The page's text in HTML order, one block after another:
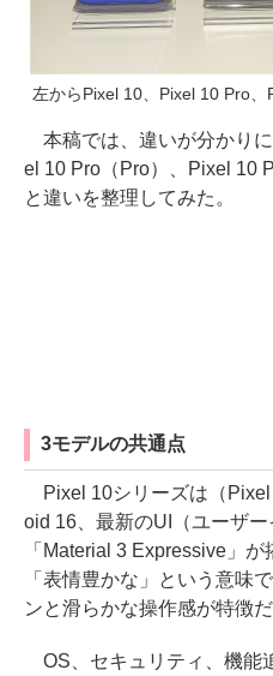
左からPixel 10、Pixel 10 Pro、
本稿では、違いが分かり
el 10 Pro（Pro）、Pixel 10
と違いを整理してみた。
3モデルの共通点
Pixel 10シリーズは（Pixel
oid 16、最新のUI（ユーザ
「Material 3 Expressive」
「表情豊かな」という意味
ンと滑らかな操作感が特徴だ
OS、セキュリティ、機能